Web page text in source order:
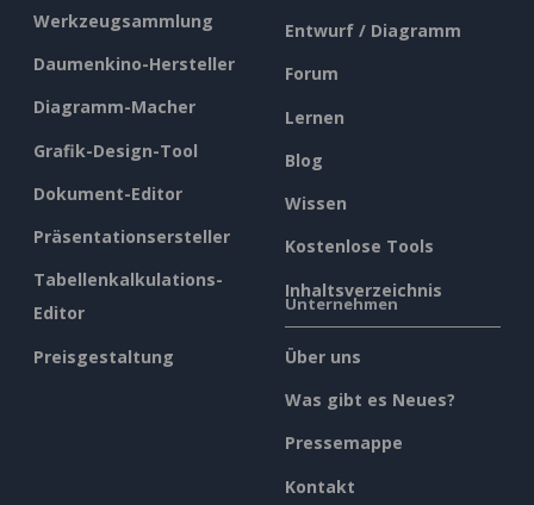
Werkzeugsammlung
Daumenkino-Hersteller
Diagramm-Macher
Grafik-Design-Tool
Dokument-Editor
Präsentationsersteller
Tabellenkalkulations-
Editor
Preisgestaltung
Entwurf / Diagramm
Forum
Lernen
Blog
Wissen
Kostenlose Tools
Inhaltsverzeichnis
Unternehmen
Über uns
Was gibt es Neues?
Pressemappe
Kontakt